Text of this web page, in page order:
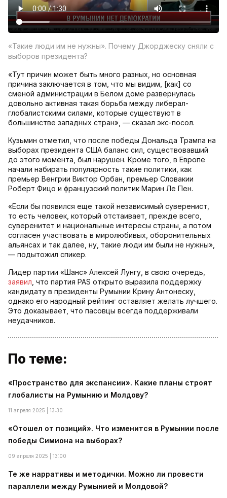
«Такие люди им не нужны». Почему Джорджеску сняли с
выборов президента?
«Тут причин может быть много разных, но основная
причина заключается в том, что мы видим, [как] со
сменой администрации в Белом доме развернулась
довольно активная такая борьба между либерал-
глобалистскими силами, которые существуют в
большинстве западных стран», — сказал экс-посол.
Кузьмин отметил, что после победы Дональда Трампа на
выборах президента США баланс сил, существовавший
до этого момента, был нарушен. Кроме того, в Европе
начали набирать популярность такие политики, как
премьер Венгрии Виктор Орбан, премьер Словакии
Роберт Фицо и французский политик Марин Ле Пен.
«Если бы появился еще такой независимый суверенист,
то есть человек, который отстаивает, прежде всего,
суверенитет и национальные интересы страны, а потом
согласен участвовать в миролюбивых, оборонительных
альянсах и так далее, ну, такие люди им были не нужны»,
— подытожил спикер.
Лидер партии «Шанс» Алексей Лунгу, в свою очередь,
заявил , что партия PAS открыто выразила поддержку
кандидату в президенты Румынии Крину Антонеску,
однако его народный рейтинг оставляет желать лучшего.
Это доказывает, что пасовцы всегда поддерживали
неудачников.
По теме:
«Пространство для экспансии». Какие планы строят
глобалисты на Румынию и Молдову?
11 апреля 2025 | 13:30
«Отошел от позиций». Что изменится в Румынии после
победы Симиона на выборах?
09 апреля 2025 | 13:00
Те же нарративы и методички. Можно ли провести
параллели между Румынией и Молдовой?